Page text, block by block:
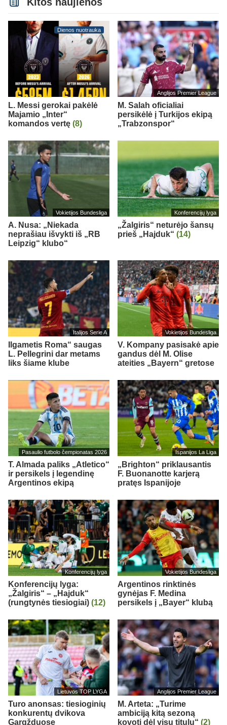
Dienos nuotrauka
L. Messi gerokai pakėlė
Majamio „Inter“
komandos vertę (8)
Anglijos Premier League
M. Salah oficialiai
persikėlė į Turkijos ekipą
„Trabzonspor“
Vokietijos Bundesliga
A. Nusa: „Niekada
neprašiau išvykti iš „RB
Leipzig“ klubo“
Konferencijų lyga
„Žalgiris“ neturėjo šansų
prieš „Hajduk“ (14)
Italijos Serie A
Ilgametis Roma“ saugas
L. Pellegrini dar metams
liks šiame klube
Vokietijos Bundesliga
V. Kompany pasisakė apie
gandus dėl M. Olise
ateities „Bayern“ gretose
Pasaulio futbolo čempionatas 2026
T. Almada paliks „Atletico“
ir persikels į legendinę
Argentinos ekipą
Ispanijos La Liga
„Brighton“ priklausantis
F. Buonanotte karjerą
pratęs Ispanijoje
Konferencijų lyga
Konferencijų lyga:
„Žalgiris“ – „Hajduk“
(rungtynės tiesiogiai) (12)
Vokietijos Bundesliga
Argentinos rinktinės
gynėjas F. Medina
persikels į „Bayer“ klubą
Lietuvos TOP LYGA
Turo anonsas: tiesioginių
konkurentų dvikova
Gargžduose
Anglijos Premier League
M. Arteta: „Turime
ambiciją kitą sezoną
kovoti dėl visų titulų“ (2)